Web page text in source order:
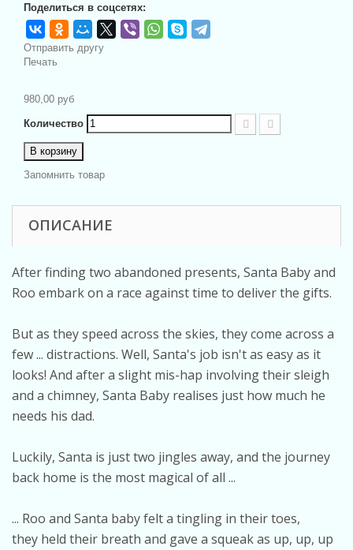
Поделиться в соцсетях:
Отправить другу
Печать
980,00 руб
Количество
В корзину
Запомнить товар
ОПИСАНИЕ
After finding two abandoned presents, Santa Baby and
Roo embark on a race against time to deliver the gifts.
But as they speed across the skies, they come across a
few ... distractions. Well, Santa's job isn't as easy as it
looks! And after a slight mis-hap involving their sleigh
and a chimney, Santa Baby realises just how much he
needs his dad.
Luckily, Santa is just two jingles away, and the journey
back home is the most magical of all ...
... Roo and Santa baby felt a tingling in their toes,
they held their breath and gave a squeak as up, up, up